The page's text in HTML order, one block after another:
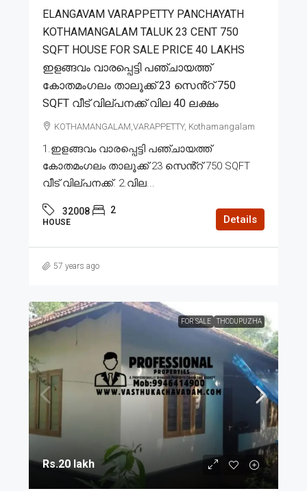
ELANGAVAM VARAPPETTY PANCHAYATH
KOTHAMANGALAM TALUK 23 CENT 750
SQFT HOUSE FOR SALE PRICE 40 LAKHS
ഇളങ്ങവം വാരപ്പെട്ടി പഞ്ചായത്ത്
കോതമംഗലം താലൂക്ക് 23 സെൻ്റ് 750
SQFT വീട് വില്പനക്ക് വില 40 ലക്ഷം
KOTHAMANGALAM,VARAPPETTY, Kothamangalam
1.ഇളങ്ങവം വാരപ്പെട്ടി പഞ്ചായത്ത്
കോതമംഗലം താലൂക്ക് 23 സെൻ്റ് 750 SQFT
വീട് വില്പനക്ക്. 2.വില...
32008 2
HOUSE Details
57 years ago
FOR SALE THODUPUZHA
Rs.20 lakh